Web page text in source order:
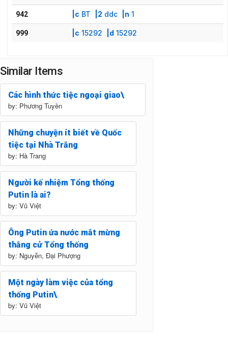
942 |c BT |2 ddc |n 1
999 |c 15292 |d 15292
Similar Items
Các hình thức tiệc ngoại giao\
by: Phương Tuyền
Những chuyện ít biết về Quốc
tiệc tại Nhà Trắng
by: Hà Trang
Người kế nhiệm Tổng thống
Putin là ai?
by: Vũ Việt
Ông Putin ứa nước mắt mừng
thắng cử Tổng thống
by: Nguyễn, Đại Phượng
Một ngày làm việc của tổng
thống Putin\
by: Vũ Việt